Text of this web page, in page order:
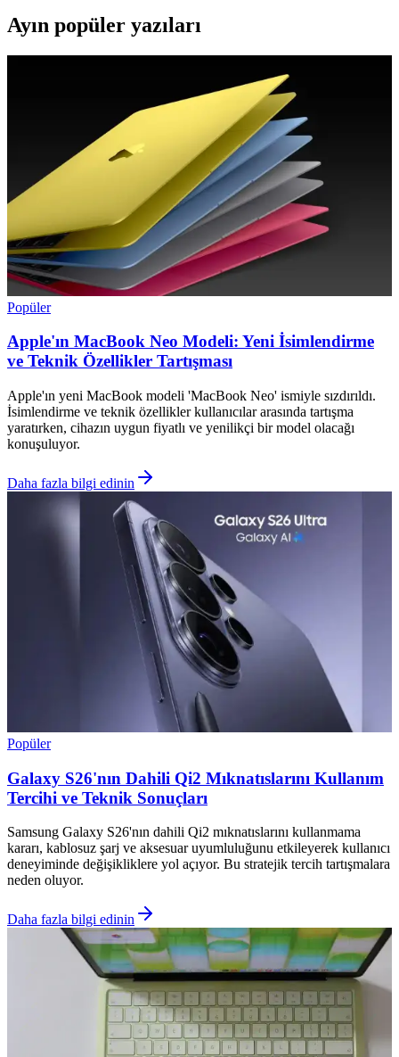
Ayın popüler yazıları
Popüler
Apple'ın MacBook Neo Modeli: Yeni İsimlendirme
ve Teknik Özellikler Tartışması
Apple'ın yeni MacBook modeli 'MacBook Neo' ismiyle sızdırıldı.
İsimlendirme ve teknik özellikler kullanıcılar arasında tartışma
yaratırken, cihazın uygun fiyatlı ve yenilikçi bir model olacağı
konuşuluyor.
Daha fazla bilgi edinin
Popüler
Galaxy S26'nın Dahili Qi2 Mıknatıslarını Kullanım
Tercihi ve Teknik Sonuçları
Samsung Galaxy S26'nın dahili Qi2 mıknatıslarını kullanmama
kararı, kablosuz şarj ve aksesuar uyumluluğunu etkileyerek kullanıcı
deneyiminde değişikliklere yol açıyor. Bu stratejik tercih tartışmalara
neden oluyor.
Daha fazla bilgi edinin